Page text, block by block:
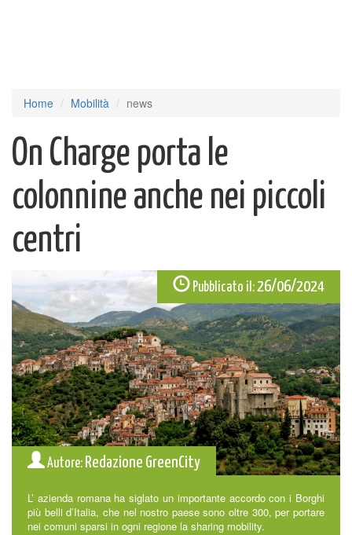
Home Mobilità news
On Charge porta le
colonnine anche nei piccoli
centri
Pubblicato il:26/06/2024
Autore: Redazione GreenCity
L’ azienda romana ha siglato un importante accordo con i Borghi
più belli d’Italia, che nel nostro paese sono oltre 300, per portare
nei comuni sparsi in ogni regione la sharing mobility.